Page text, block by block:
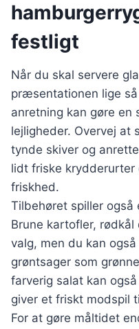
festligt
Når du skal servere
præsentationen lige
anretning kan gøre
lejligheder. Overvej at
tynde skiver og
lidt friske
friskhed.
Tilbehøret spiller også
Brune kartofler,
valg, men du kan
grøntsager som
farverig salat kan
giver et friskt modspil
For at gøre måltidet